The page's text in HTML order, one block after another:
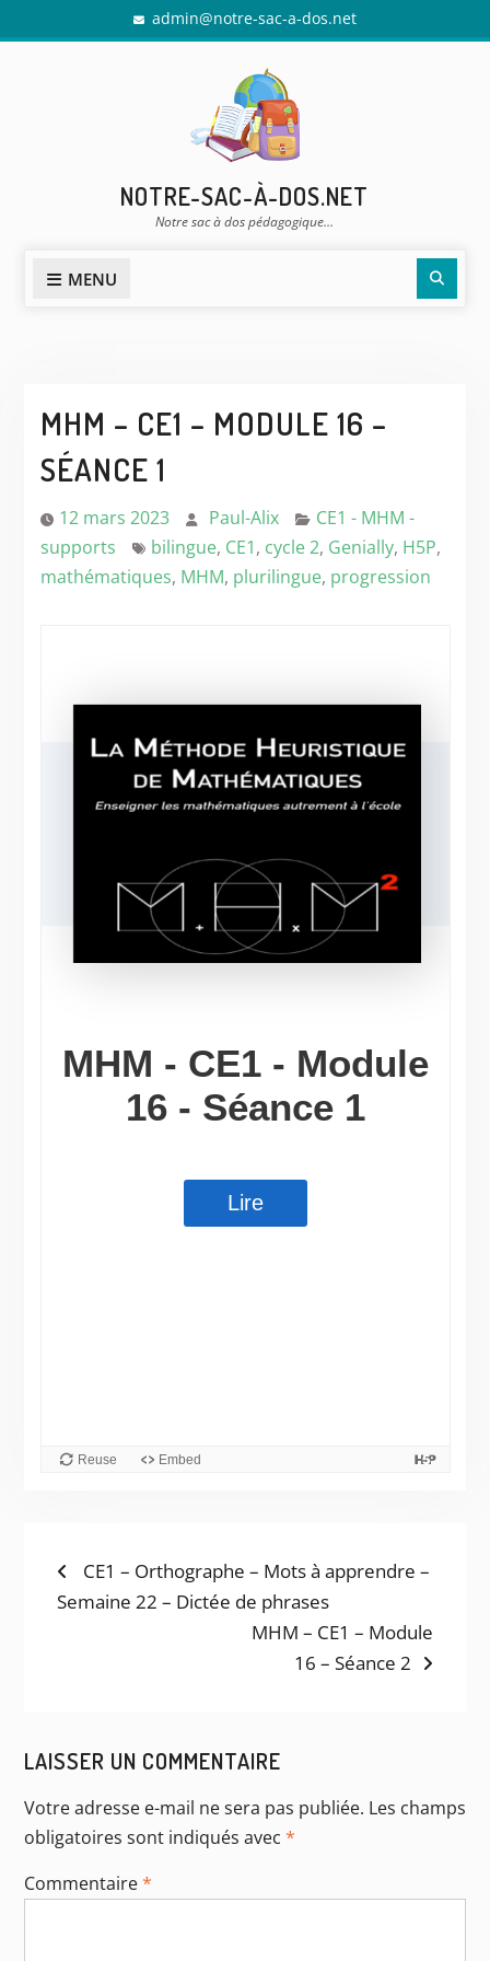
to
admin@notre-sac-a-dos.net
NOTRE-SAC-À-DOS.NET
Notre sac à dos pédagogique…
MENU
MHM – CE1 – MODULE 16 –
SÉANCE 1
12 mars 2023 Paul-Alix
CE1 - MHM -
supports
bilingue, CE1, cycle 2, Genially, H5P,
mathématiques, MHM, plurilingue, progression
NAVIGATION
DE
Previous
post:
CE1 – Orthographe – Mots à apprendre –
Semaine 22 – Dictée de phrases
Next
MHM – CE1 – Module
16 – Séance 2
LAISSER UN COMMENTAIRE
Votre adresse e-mail ne sera pas publiée. Les champs
obligatoires sont indiqués avec *
Commentaire*